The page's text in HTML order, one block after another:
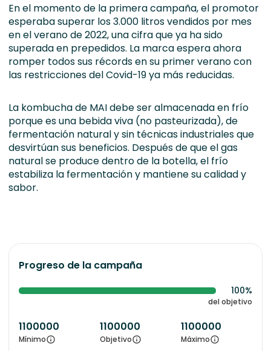
En el momento de la primera campaña, el promotor
esperaba superar los 3.000 litros vendidos por mes
en el verano de 2022, una cifra que ya ha sido
superada en prepedidos. La marca espera ahora
romper todos sus récords en su primer verano con
las restricciones del Covid-19 ya más reducidas.
La kombucha de MAI debe ser almacenada en frío
porque es una bebida viva (no pasteurizada), de
fermentación natural y sin técnicas industriales que
desvirtúan sus beneficios. Después de que el gas
natural se produce dentro de la botella, el frío
estabiliza la fermentación y mantiene su calidad y
sabor.
Progreso de la campaña
100%
del objetivo
1100000
Mínimo
1100000
Objetivo
1100000
Máximo